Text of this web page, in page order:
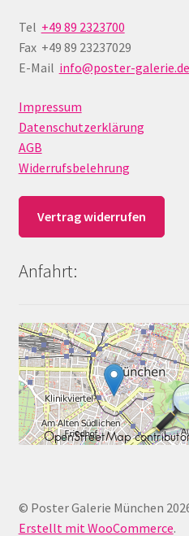
Tel +49 89 2323700
Fax +49 89 23237029
E-Mail info@poster-galerie.de
Impressum
Datenschutzerklärung
AGB
Widerrufsbelehrung
Vertrag widerrufen
Anfahrt:
© Poster Galerie München
Erstellt mit WooCommerce.